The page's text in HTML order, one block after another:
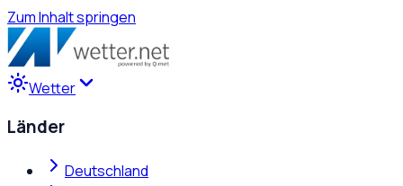
Zum Inhalt springen
Wetter
Länder
Deutschland